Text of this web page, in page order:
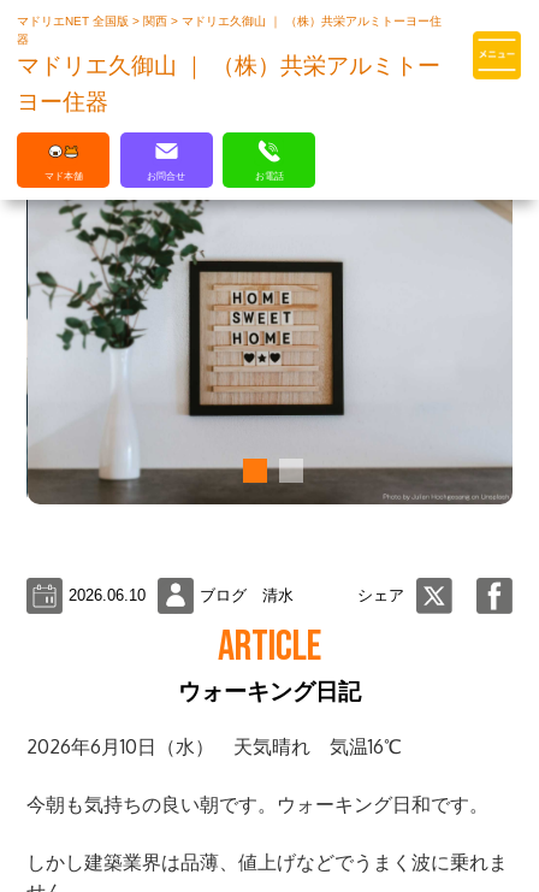
マドリエはLIXILの厳しい基準を
マドリエNET 全国版> 関西>マドリエ久御山 ｜ （株）共栄アルミトーヨー住
器
マドリエ久御山 ｜ （株）共栄アルミトー
ヨー住器
マド本舗 お問合せ お電話
2026.06.10 ブログ 清水 シェア
ARTICLE
ウォーキング日記